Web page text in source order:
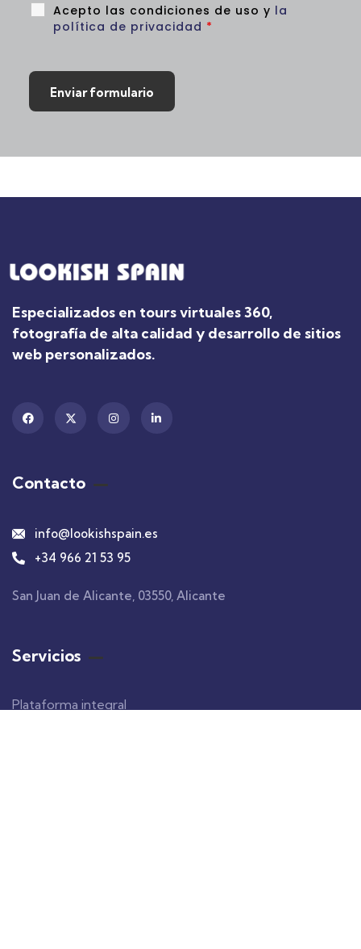
Acepto las condiciones de uso y la
política de privacidad *
Especializados en tours virtuales 360,
fotografía de alta calidad y desarrollo de sitios
web personalizados.
Contacto
info@lookishspain.es
+34 966 21 53 95
San Juan de Alicante, 03550, Alicante
Servicios
Plataforma integral